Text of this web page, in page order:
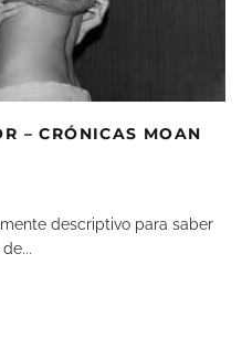
– CRÓNICAS MOAN
descriptivo para saber
de...